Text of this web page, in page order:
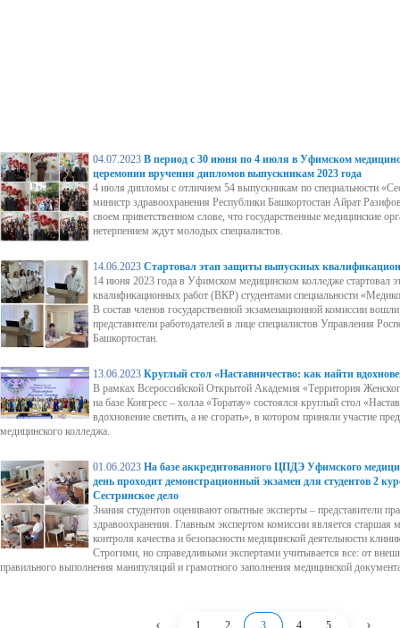
04.07.2023 В период с 30 июня по 4 июля в Уфимском
церемонии вручения дипломов выпускникам 2023 года
4 июля дипломы с отличием 54 выпускникам по специальности
министр здравоохранения Республики Башкортостан Айрат
своем приветственном слове, что государственные медицинские
нетерпением ждут молодых специалистов.
14.06.2023 Стартовал этап защиты выпускных
14 июня 2023 года в Уфимском медицинском колледже стартовал
квалификационных работ (ВКР) студентами специальности
В состав членов государственной экзаменационной комиссии
представители работодателей в лице специалистов Управления
Башкортостан.
13.06.2023 Круглый стол «Наставничество: как найти
В рамках Всероссийской Открытой Академия «Территория
на базе Конгресс – холла «Торатау» состоялся круглый стол
вдохновение светить, а не сгорать», в котором приняли участие
медицинского колледжа.
01.06.2023 На базе аккредитованного ЦПДЭ Уфимского
день проходит демонстрационный экзамен для студентов 2
Сестринское дело
Знания студентов оценивают опытные эксперты – представители
здравоохранения. Главным экспертом комиссии является старшая
контроля качества и безопасности медицинской деятельности
Строгими, но справедливыми экспертами учитывается все: от
правильного выполнения манипуляций и грамотного заполнения медицинской
‹ 1 2 3 4 5 ›